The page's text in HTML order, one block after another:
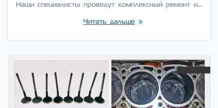
Наши специалисты проведут комплексный ремонт и…
Читать дальше